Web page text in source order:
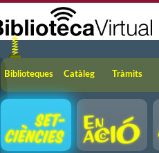
Navegació
Biblioteques Catàleg Tràmits